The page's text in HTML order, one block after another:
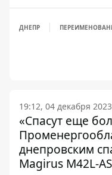
ДНЕПР
19:12, 04 декабря 2023
«Спасут еще
днепровским
Magirus M42L-AS